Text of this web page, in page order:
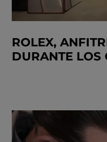
ROLEX,
DURANTE LOS